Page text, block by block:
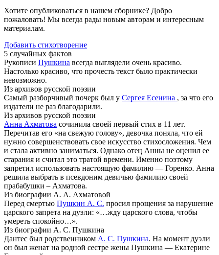
Хотите опубликоваться в нашем сборнике? Добро
пожаловать! Мы всегда рады новым авторам и интересным
материалам.
Добавить стихотворение
5 случайных фактов
Рукописи Пушкина всегда выглядели очень красиво.
Настолько красиво, что прочесть текст было практически
невозможно.
Из архивов русской поэзии
Самый разборчивый почерк был у Сергея Есенина , за что его
издатели не раз благодарили.
Из архивов русской поэзии
Анна Ахматова сочинила своей первый стих в 11 лет.
Перечитав его «на свежую голову», девочка поняла, что ей
нужно совершенствовать свое искусство стихосложения. Чем
и стала активно заниматься. Однако отец Анны не оценил ее
старания и считал это тратой времени. Именно поэтому
запретил использовать настоящую фамилию — Горенко. Анна
решила выбрать в псевдоним девичью фамилию своей
прабабушки – Ахматова.
Из биографии А. А. Ахматовой
Перед смертью Пушкин А. С. просил прощения за нарушение
царского запрета на дуэли: «…жду царского слова, чтобы
умереть спокойно…».
Из биографии А. С. Пушкина
Дантес был родственником А. С. Пушкина. На момент дуэли
он был женат на родной сестре жены Пушкина — Екатерине